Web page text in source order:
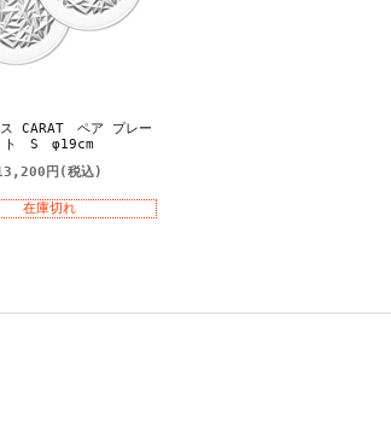
ス CARAT ペア プレー
ト S φ19cm
円 (税込)
在庫切れ